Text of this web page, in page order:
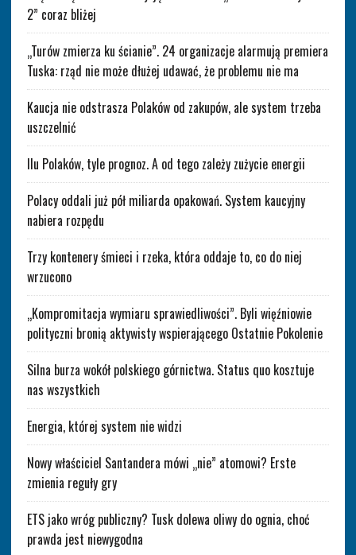
2” coraz bliżej
„Turów zmierza ku ścianie”. 24 organizacje alarmują premiera
Tuska: rząd nie może dłużej udawać, że problemu nie ma
Kaucja nie odstrasza Polaków od zakupów, ale system trzeba
uszczelnić
Ilu Polaków, tyle prognoz. A od tego zależy zużycie energii
Polacy oddali już pół miliarda opakowań. System kaucyjny
nabiera rozpędu
Trzy kontenery śmieci i rzeka, która oddaje to, co do niej
wrzucono
„Kompromitacja wymiaru sprawiedliwości”. Byli więźniowie
polityczni bronią aktywisty wspierającego Ostatnie Pokolenie
Silna burza wokół polskiego górnictwa. Status quo kosztuje
nas wszystkich
Energia, której system nie widzi
Nowy właściciel Santandera mówi „nie” atomowi? Erste
zmienia reguły gry
ETS jako wróg publiczny? Tusk dolewa oliwy do ognia, choć
prawda jest niewygodna